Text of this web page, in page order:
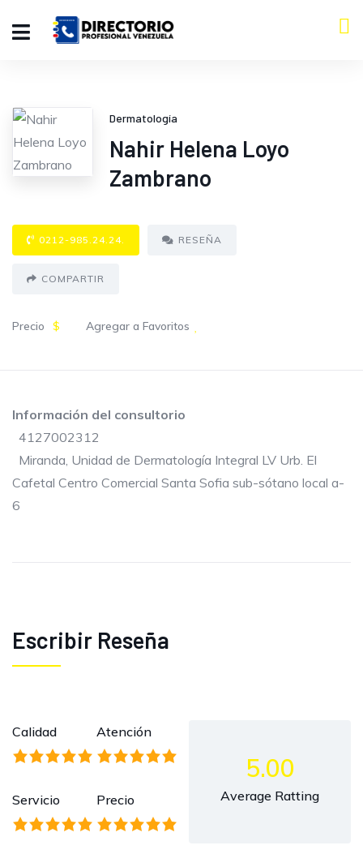
Dermatología
Nahir Helena Loyo
Zambrano
0212-985.24.24. RESEÑA
COMPARTIR
Precio $ Agregar a Favoritos
Información del consultorio
4127002312
Miranda, Unidad de Dermatología Integral LV Urb. El
Cafetal Centro Comercial Santa Sofia sub-sótano local a-
6
Escribir Reseña
Calidad Atención
Servicio Precio
5.00
Average Ratting